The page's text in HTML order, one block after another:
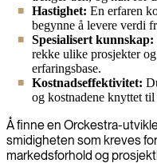
Hastighet: En erfaren
begynne å levere verdi
Spesialisert kunnskap:
rekke ulike prosjekter
erfaringsbase.
Kostnadseffektivitet:
og kostnadene knyttet til
Å finne en Orckestra-
smidigheten som kreves
markedsforhold og